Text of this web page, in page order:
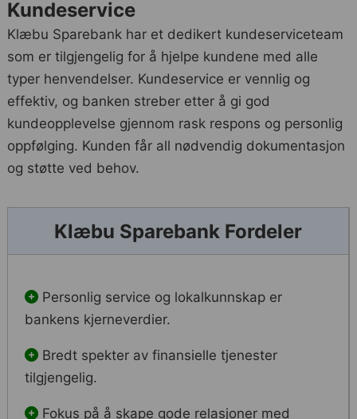
Kundeservice
Klæbu Sparebank har et dedikert kundeserviceteam
som er tilgjengelig for å hjelpe kundene med alle
typer henvendelser. Kundeservice er vennlig og
effektiv, og banken streber etter å gi god
kundeopplevelse gjennom rask respons og personlig
oppfølging. Kunden får all nødvendig dokumentasjon
og støtte ved behov.
Klæbu Sparebank Fordeler
Personlig service og lokalkunnskap er
bankens kjerneverdier.
Bredt spekter av finansielle tjenester
tilgjengelig.
Fokus på å skape gode relasjoner med